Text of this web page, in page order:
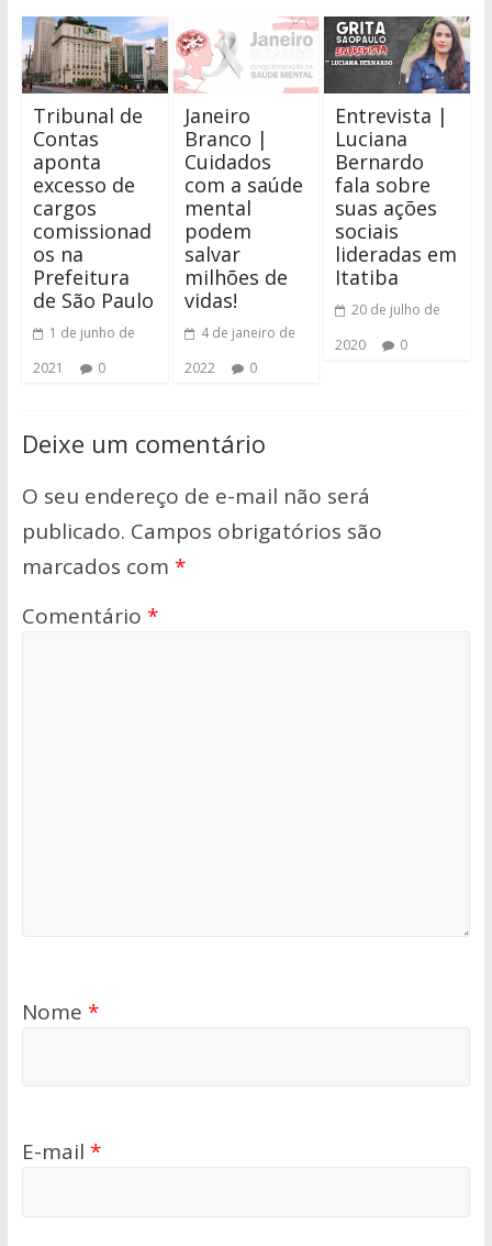
Tribunal de
Contas
aponta
excesso de
cargos
comissionad
os na
Prefeitura
de São Paulo
1 de junho de
2021
0
Janeiro
Branco |
Cuidados
com a saúde
mental
podem
salvar
milhões de
vidas!
4 de janeiro de
2022
0
Entrevista |
Luciana
Bernardo
fala sobre
suas ações
sociais
lideradas em
Itatiba
20 de julho de
2020
0
Deixe um comentário
O seu endereço de e-mail não será
publicado. Campos obrigatórios são
marcados com *
Comentário *
Nome *
E-mail *